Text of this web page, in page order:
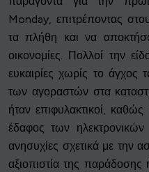
Monday, επιτρέποντας
τα πλήθη και να
οικονομίες. Πολλοί την
ευκαιρίες χωρίς το άγχος
των αγοραστών στα
ήταν επιφυλακτικοί,
έδαφος των
ανησυχίες σχετικά με την
αξιοπιστία της παράδοσης